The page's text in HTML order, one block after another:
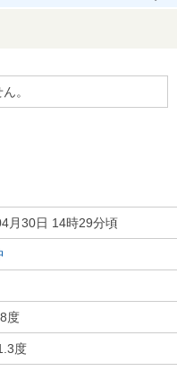
。
月30日 14時29分頃
度
度